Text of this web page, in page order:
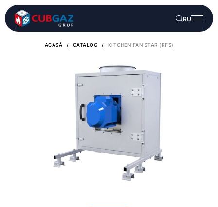
RU
ACASĂ / CATALOG / KITCHEN FAN STAR (KFS)